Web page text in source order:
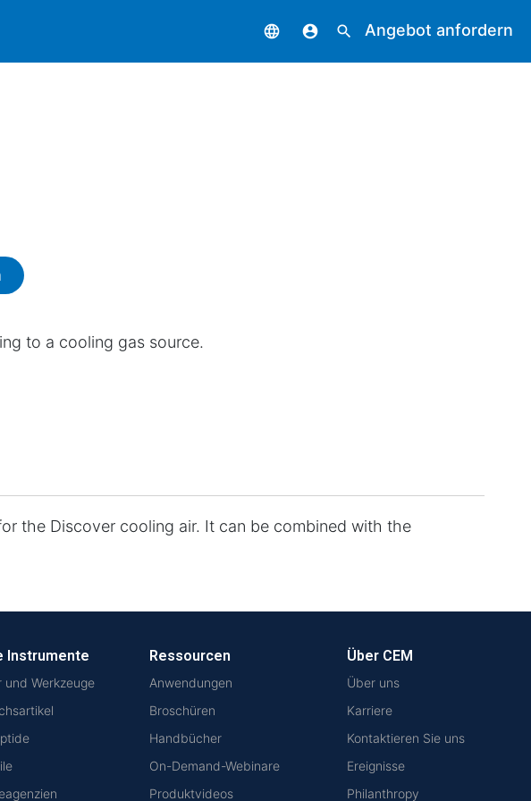
language account_circle search Angebot anfordern
to a cooling gas source.
the Discover cooling air. It can be combined with the
Instrumente
und Werkzeuge
Ressourcen
Anwendungen
Broschüren
Handbücher
On-Demand-Webinare
Produktvideos
Über CEM
Über uns
Karriere
Kontaktieren Sie uns
Ereignisse
Philanthropy